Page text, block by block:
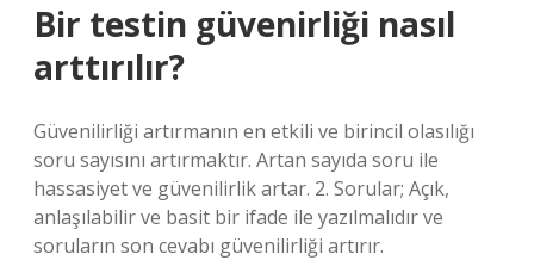
Bir testin güvenirliği nasıl
arttırılır?
Güvenilirliği artırmanın en etkili ve birincil olasılığı
soru sayısını artırmaktır. Artan sayıda soru ile
hassasiyet ve güvenilirlik artar. 2. Sorular; Açık,
anlaşılabilir ve basit bir ifade ile yazılmalıdır ve
soruların son cevabı güvenilirliği artırır.